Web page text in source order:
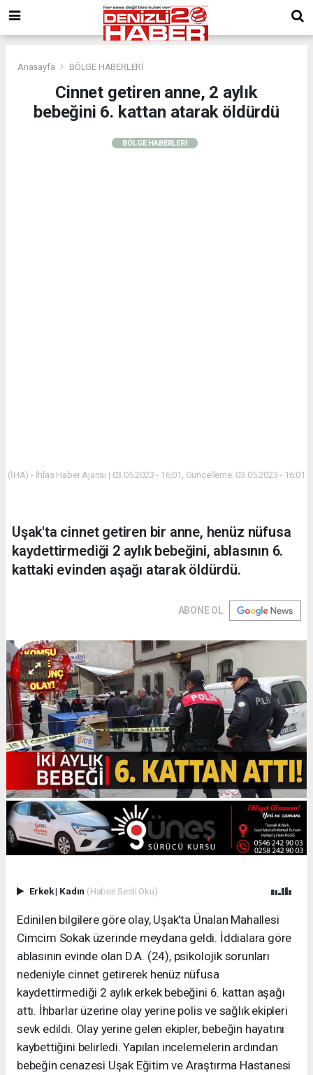
Anasayfa BÖLGE HABERLERİ
Cinnet getiren anne, 2 aylık
bebeğini 6. kattan atarak öldürdü
BÖLGE HABERLERİ
(İHA) - İhlas Haber Ajansı | 03.05.2023 - 16:01, Güncelleme: 03.05.2023 - 16:01
Uşak'ta cinnet getiren bir anne, henüz nüfusa
kaydettirmediği 2 aylık bebeğini, ablasının 6.
kattaki evinden aşağı atarak öldürdü.
ABONE OL
Erkek| Kadın (Haberi Sesli Oku)
Edinilen bilgilere göre olay, Uşak'ta Ünalan Mahallesi
Cimcim Sokak üzerinde meydana geldi. İddialara göre
ablasının evinde olan D.A. (24), psikolojik sorunları
nedeniyle cinnet getirerek henüz nüfusa
kaydettirmediği 2 aylık erkek bebeğini 6. kattan aşağı
attı. İhbarlar üzerine olay yerine polis ve sağlık ekipleri
sevk edildi. Olay yerine gelen ekipler, bebeğin hayatını
kaybettiğini belirledi. Yapılan incelemelerin ardından
bebeğin cenazesi Uşak Eğitim ve Araştırma Hastanesi